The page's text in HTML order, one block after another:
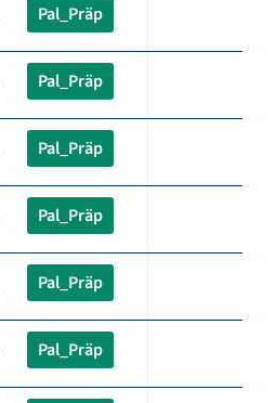
Pal_Präp
Pal_Präp
Pal_Präp
Pal_Präp
Pal_Präp
Pal_Präp